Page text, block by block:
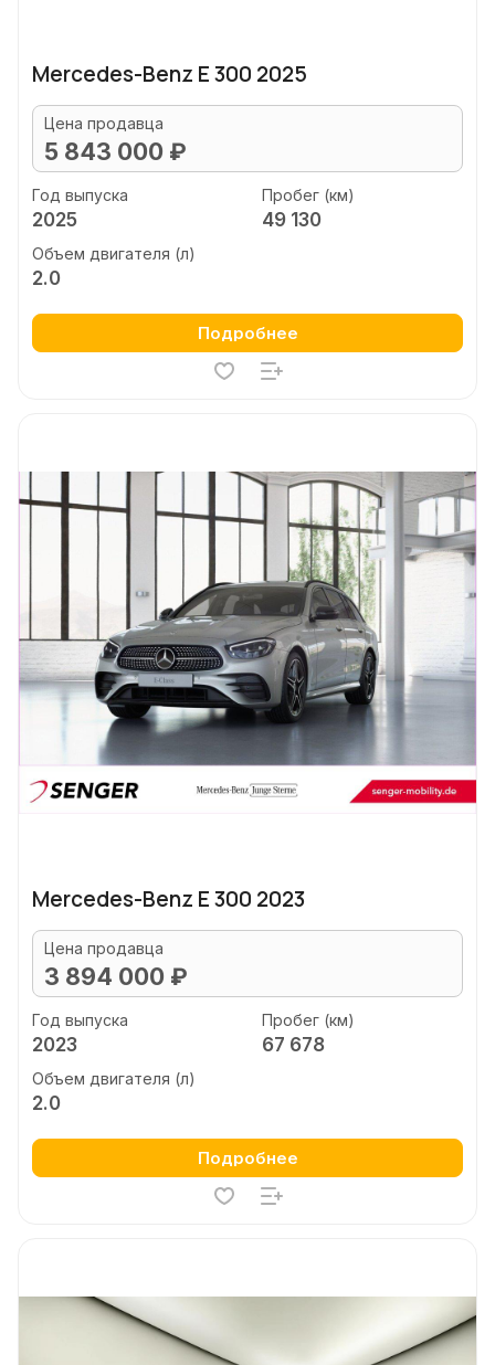
Mercedes-Benz E 300 2025
Цена продавца
5 843 000 ₽
Год выпуска
2025
Пробег (км)
49 130
Объем двигателя (л)
2.0
Подробнее
Mercedes-Benz E 300 2023
Цена продавца
3 894 000 ₽
Год выпуска
2023
Пробег (км)
67 678
Объем двигателя (л)
2.0
Подробнее